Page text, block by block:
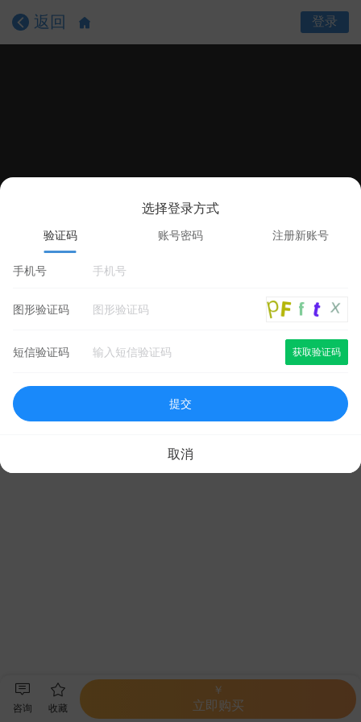
返回 登录
咨询 收藏
￥
立即购买
选择登录方式
验证码 账号密码 注册新账号
手机号
图形验证码
短信验证码 获取验证码
提交
取消